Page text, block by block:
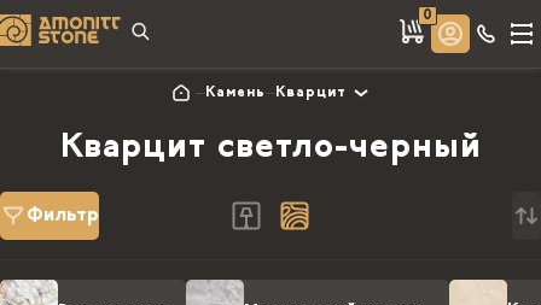
0
Камень Кварцит
Кварцит светло-черный
Фильтр